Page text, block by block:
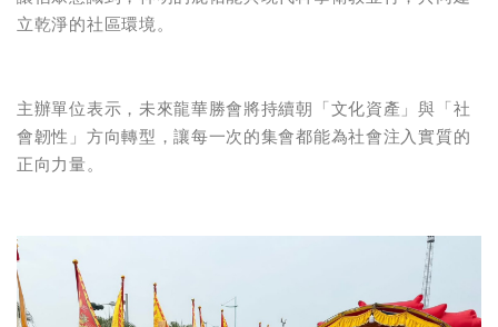
立乾淨的社區環境。
主辦單位表示，未來龍華勝會將持續朝「文化資產」與「社
會韌性」方向轉型，讓每一次的集會都能為社會注入實質的
正向力量。